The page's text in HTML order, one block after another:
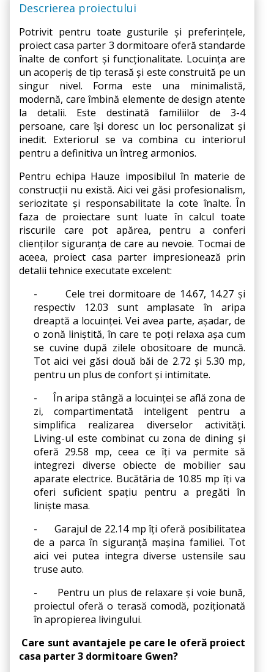
Descrierea proiectului
Potrivit pentru toate gusturile și preferințele,
proiect casa parter 3 dormitoare oferă standarde
înalte de confort și funcționalitate. Locuința are
un acoperiș de tip terasă și este construită pe un
singur nivel. Forma este una minimalistă,
modernă, care îmbină elemente de design atente
la detalii. Este destinată familiilor de 3-4
persoane, care își doresc un loc personalizat și
inedit. Exteriorul se va combina cu interiorul
pentru a definitiva un întreg armonios.
Pentru echipa Hauze imposibilul în materie de
construcții nu există. Aici vei găsi profesionalism,
seriozitate și responsabilitate la cote înalte. În
faza de proiectare sunt luate în calcul toate
riscurile care pot apărea, pentru a conferi
clienților siguranța de care au nevoie. Tocmai de
aceea, proiect casa parter impresionează prin
detalii tehnice executate excelent:
-
Cele trei dormitoare de 14.67, 14.27 și
respectiv 12.03 sunt amplasate în aripa
dreaptă a locuinței. Vei avea parte, așadar, de
o zonă liniștită, în care te poți relaxa așa cum
se cuvine după zilele obositoare de muncă.
Tot aici vei găsi două băi de 2.72 și 5.30 mp,
pentru un plus de confort și intimitate.
-
În aripa stângă a locuinței se află zona de
zi, compartimentată inteligent pentru a
simplifica realizarea diverselor activități.
Living-ul este combinat cu zona de dining și
oferă 29.58 mp, ceea ce îți va permite să
integrezi diverse obiecte de mobilier sau
aparate electrice. Bucătăria de 10.85 mp îți va
oferi suficient spațiu pentru a pregăti în
liniște masa.
-
Garajul de 22.14 mp îți oferă posibilitatea
de a parca în siguranță mașina familiei. Tot
aici vei putea integra diverse ustensile sau
truse auto.
-
Pentru un plus de relaxare și voie bună,
proiectul oferă o terasă comodă, poziționată
în apropierea livingului.
Care sunt avantajele pe care le oferă proiect
casa parter 3 dormitoare Gwen?